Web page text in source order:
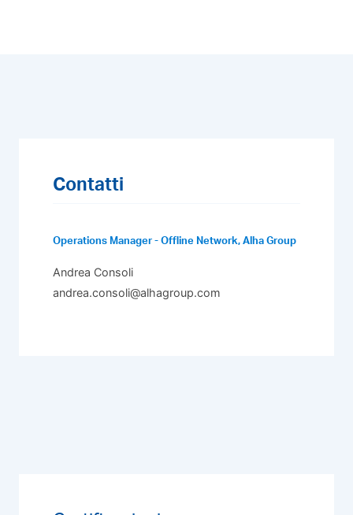
Contatti
Operations Manager - Offline Network, Alha Group
Andrea Consoli
andrea.consoli@alhagroup.com